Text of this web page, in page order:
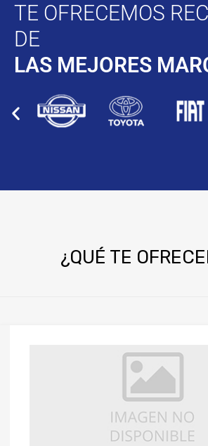
TE OFRECEMOS
DE
LAS MEJORES
¿QUÉ TE